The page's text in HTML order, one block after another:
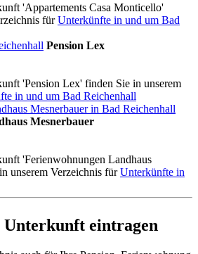
'Appartements Casa Monticello'
fürUnterkünfte in und um Bad
Pension Lex
'Pension Lex' finden Sie in unserem
in und um Bad Reichenhall
Mesnerbauer
'Ferienwohnungen Landhaus
unserem Verzeichnis fürUnterkünfte in
eintragen